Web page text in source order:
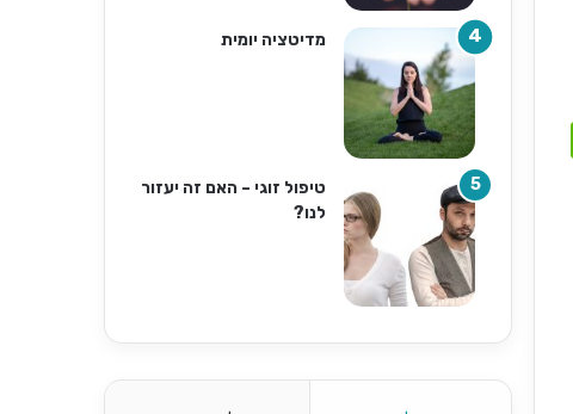
מדיטציה יומית
טיפול זוגי – האם זה יעזור
לנו?